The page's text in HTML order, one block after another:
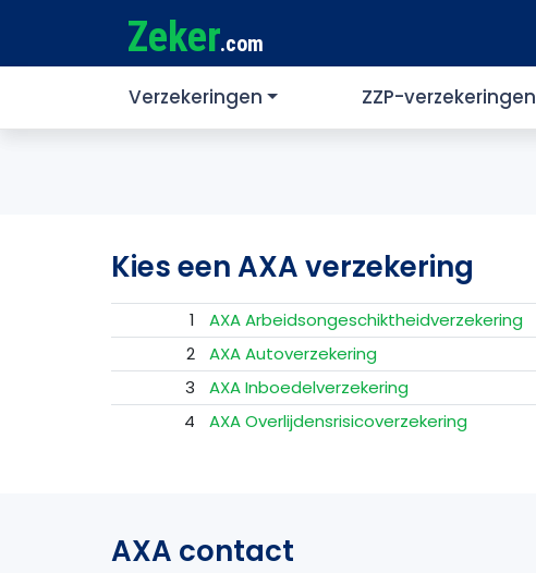
Zeker.com
Verzekeringen ZZP-verzekeringen
Kies een AXA verzekering
1 AXA Arbeidsongeschiktheidverzekering
2
AXA Autoverzekering
3
AXA Inboedelverzekering
4
AXA Overlijdensrisicoverzekering
AXA contact